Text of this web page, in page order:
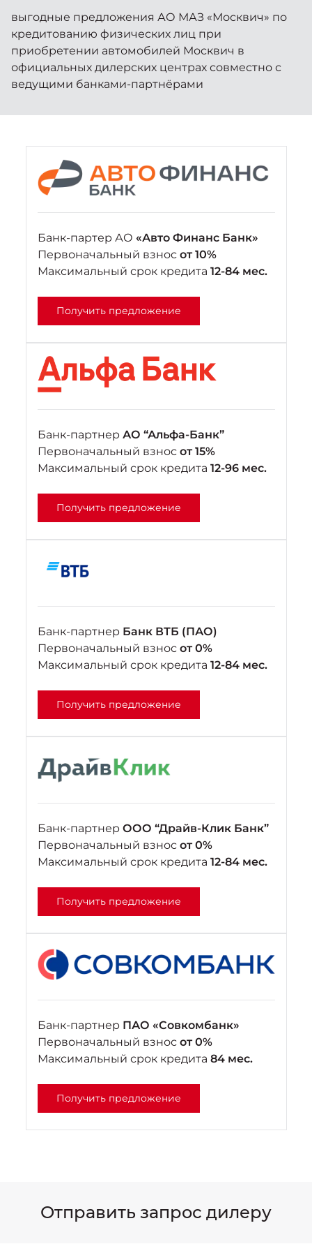
Яркий динамичный седан
от 2 237 000 ₽*
управлением (РУ)
возможности
кроссовер
от 3 125 000 ₽*
Кредитные программы
Калькулятор трейд-ин
Страховые программы
Моторное масло
СЕРВИСНЫЕ АКЦИИ
КОНТАКТЫ
выгодные предложения АО МАЗ «Москвич» по
кредитованию физических лиц при
приобретении автомобилей Москвич в
официальных дилерских центрах совместно с
ведущими банками-партнёрами
Банк-партер АО «Авто Финанс Банк»
Первоначальный взнос от 10%
Максимальный срок кредита 12-84 мес.
Получить предложение
Банк-партнер АО “Альфа-Банк”
Первоначальный взнос от 15%
Максимальный срок кредита 12-96 мес.
Получить предложение
Банк-партнер Банк ВТБ (ПАО)
Первоначальный взнос от 0%
Максимальный срок кредита 12-84 мес.
Получить предложение
Банк-партнер ООО “Драйв-Клик Банк”
Первоначальный взнос от 0%
Максимальный срок кредита 12-84 мес.
Получить предложение
Банк-партнер ПАО «Совкомбанк»
Первоначальный взнос от 0%
Максимальный срок кредита 84 мес.
Получить предложение
Отправить запрос дилеру